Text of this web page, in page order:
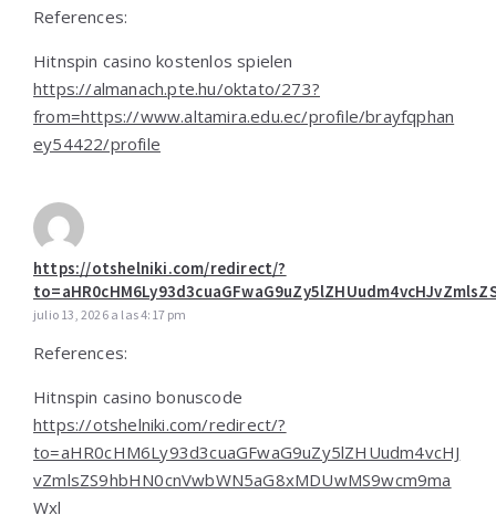
References:
Hitnspin casino kostenlos spielen
https://almanach.pte.hu/oktato/273?
from=https://www.altamira.edu.ec/profile/brayfqphan
ey54422/profile
https://otshelniki.com/redirect/?
julio 13, 2026 a las 4:17 pm
References:
Hitnspin casino bonuscode
https://otshelniki.com/redirect/?
to=aHR0cHM6Ly93d3cuaGFwaG9uZy5lZHUudm4vcHJ
vZmlsZS9hbHN0cnVwbWN5aG8xMDUwMS9wcm9ma
Wxl